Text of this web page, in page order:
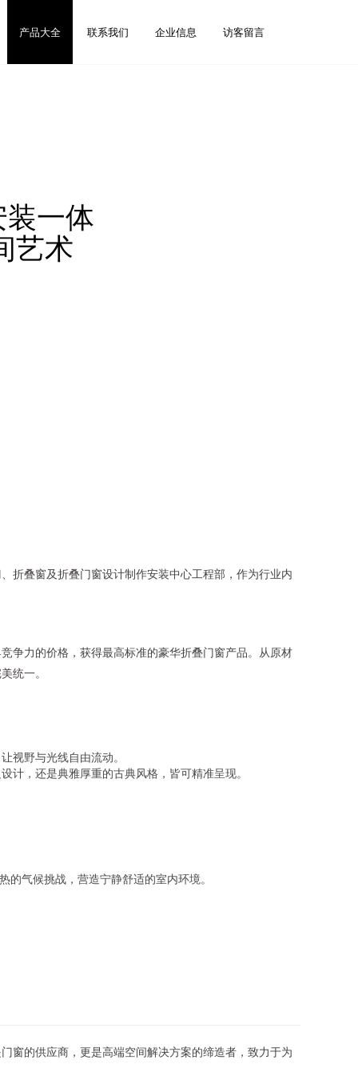
产品大全 联系我们 企业信息 访客留言
一体
艺术
折叠窗及折叠门窗设计制作安装中心工程部，作为行业内
争力的价格，获得最高标准的豪华折叠门窗产品。从原材
统一。
视野与光线自由流动。
计，还是典雅厚重的古典风格，皆可精准呈现。
气候挑战，营造宁静舒适的室内环境。
窗的供应商，更是高端空间解决方案的缔造者，致力于为